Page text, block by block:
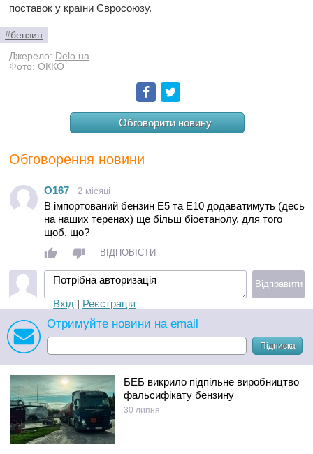
поставок у країни Євросоюзу.
#бензин
Джерело: Delo.ua
Фото: ОККО
Facebook
Обговорити новину
Обговорення новини
O167 2 місяці
В імпортований бензин Е5 та Е10 додаватимуть (десь
на наших теренах) ще більш біоетанолу, для того
щоб, що?
ВІДПОВІСТИ
Потрібна авторизація
Вхід | Реєстрація
Відправити
Отримуйте новини на email
Підписка
БЕБ викрило підпільне виробництво
фальсифікату бензину
30 липня